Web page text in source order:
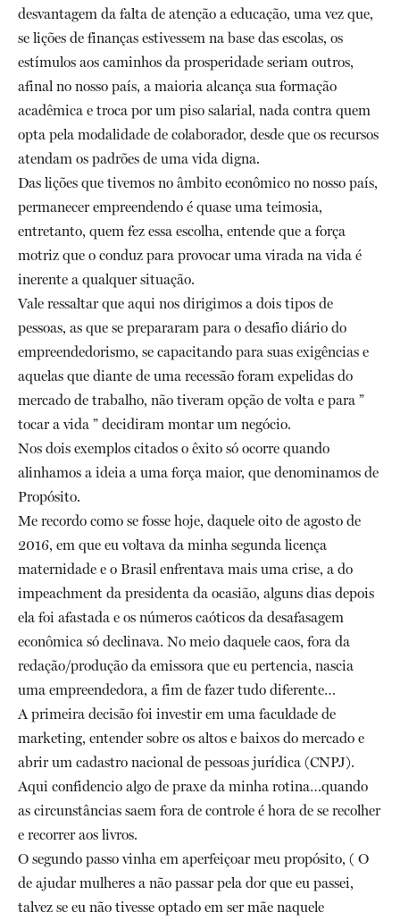
desvantagem da falta de atenção a educação, uma vez que,
se lições de finanças estivessem na base das escolas, os
estímulos aos caminhos da prosperidade seriam outros,
afinal no nosso país, a maioria alcança sua formação
acadêmica e troca por um piso salarial, nada contra quem
opta pela modalidade de colaborador, desde que os recursos
atendam os padrões de uma vida digna.
Das lições que tivemos no âmbito econômico no nosso país,
permanecer empreendendo é quase uma teimosia,
entretanto, quem fez essa escolha, entende que a força
motriz que o conduz para provocar uma virada na vida é
inerente a qualquer situação.
Vale ressaltar que aqui nos dirigimos a dois tipos de
pessoas, as que se prepararam para o desafio diário do
empreendedorismo, se capacitando para suas exigências e
aquelas que diante de uma recessão foram expelidas do
mercado de trabalho, não tiveram opção de volta e para ”
tocar a vida ” decidiram montar um negócio.
Nos dois exemplos citados o êxito só ocorre quando
alinhamos a ideia a uma força maior, que denominamos de
Propósito.
Me recordo como se fosse hoje, daquele oito de agosto de
2016, em que eu voltava da minha segunda licença
maternidade e o Brasil enfrentava mais uma crise, a do
impeachment da presidenta da ocasião, alguns dias depois
ela foi afastada e os números caóticos da desafasagem
econômica só declinava. No meio daquele caos, fora da
redação/produção da emissora que eu pertencia, nascia
uma empreendedora, a fim de fazer tudo diferente…
A primeira decisão foi investir em uma faculdade de
marketing, entender sobre os altos e baixos do mercado e
abrir um cadastro nacional de pessoas jurídica (CNPJ).
Aqui confidencio algo de praxe da minha rotina…quando
as circunstâncias saem fora de controle é hora de se recolher
e recorrer aos livros.
O segundo passo vinha em aperfeiçoar meu propósito, ( O
de ajudar mulheres a não passar pela dor que eu passei,
talvez se eu não tivesse optado em ser mãe naquele